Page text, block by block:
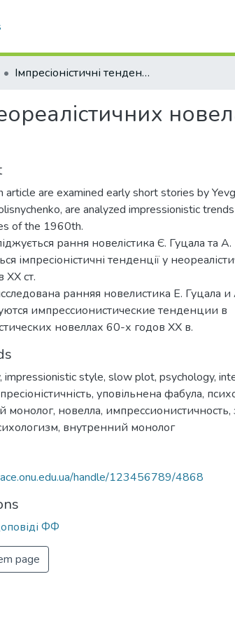
Імпресіоністичні тенденції у неореалістичних новелах Є. Гуцала та А. Колісниченка
article are examined early short stories by
are analyzed impressionistic
of the 1960th.
рання новелістика Є. Гуцала та
імпресіоністичні тенденції у
ХХ ст.
ранняя новелистика Е. Гуцала
импрессионистические тенденции в
новеллах 60-х годов ХХ в.
, impressionistic style, slow plot, psychology,
, уповільнена фабула,
монолог, новелла, импрессионистичность,
, внутренний монолог
handle/123456789/4868
ФФ
page